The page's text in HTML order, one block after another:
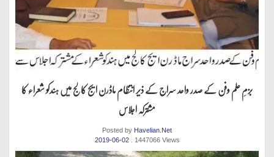
بزمِ علم وفن کے صدر واحد سراج کے ذیر انتظام ماڈرن ایج کالج میں ہندکو شعراء کا
مشترکہ اجلاس
Posted by Havelian.Net
2019-06-02
. 1447066 Views